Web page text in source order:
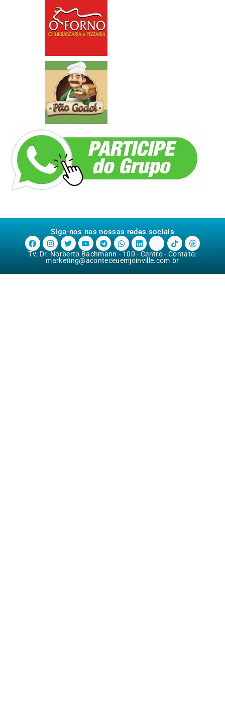
Siga-nos nas nossas redes sociais
Tv. Dr. Norberto Bachmann - 100 - Centro - Contato:
marketing@aconteceuemjoinville.com.br